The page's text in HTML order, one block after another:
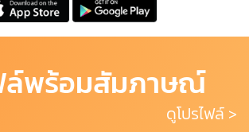
ล์พร้อมสัมภาษณ์
ดูโปรไฟล์ >